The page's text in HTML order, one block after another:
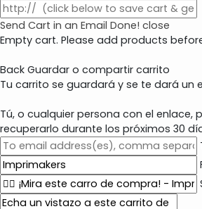
Send Cart in an Email Done! close
Empty cart. Please add products
Back Guardar o compartir carrito
Tu carrito se guardará y se te dará un
Tú, o cualquier persona con el enlace,
recuperarlo durante los próximos 30
E